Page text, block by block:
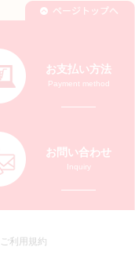
お支払い方法
Payment method
お問い合わせ
Inquiry
利用規約